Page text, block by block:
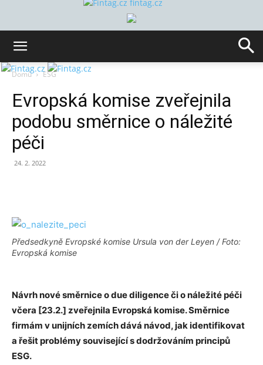
fintag.cz
Domů ESG
Evropská komise zveřejnila
podobu směrnice o náležité
péči
24. 2. 2022
Předsedkyně Evropské komise Ursula von der Leyen / Foto:
Evropská komise
Návrh nové směrnice o due diligence či o náležité péči
včera [23.2.] zveřejnila Evropská komise. Směrnice
firmám v unijních zemích dává návod, jak identifikovat
a řešit problémy související s dodržováním principů
ESG.